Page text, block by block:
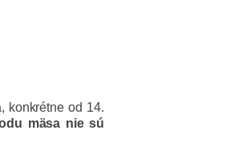
konkrétne od 14.
mäsa nie sú